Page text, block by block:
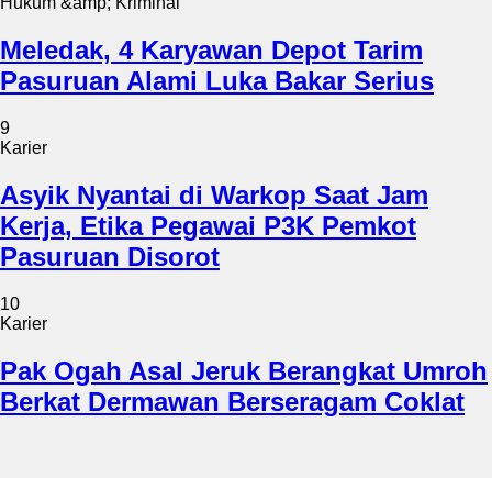
Meledak, 4 Karyawan Depot Tarim
Pasuruan Alami Luka Bakar Serius
9
Karier
Asyik Nyantai di Warkop Saat Jam
Kerja, Etika Pegawai P3K Pemkot
Pasuruan Disorot
10
Karier
Pak Ogah Asal Jeruk Berangkat Umroh
Berkat Dermawan Berseragam Coklat